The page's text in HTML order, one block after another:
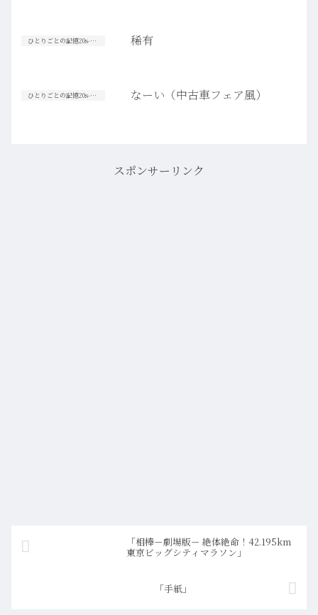
ひとりごとの記憶20s-30s 稀有
ひとりごとの記憶20s-30s なーい（中古車フェア風）
スポンサーリンク
「相棒－劇場版－ 絶体絶命！42.195km
東京ビッグシティマラソン」
「手紙」